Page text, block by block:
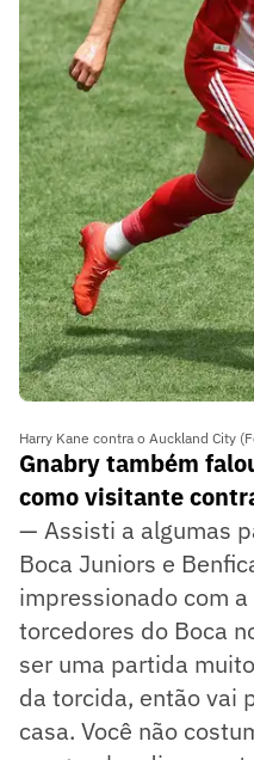
Harry Kane contra o Auckland City
Gnabry também
como visitante
— Assisti a algumas
Boca Juniors e
impressionado com
torcedores do Boca
ser uma partida
da torcida, então vai
casa. Você não